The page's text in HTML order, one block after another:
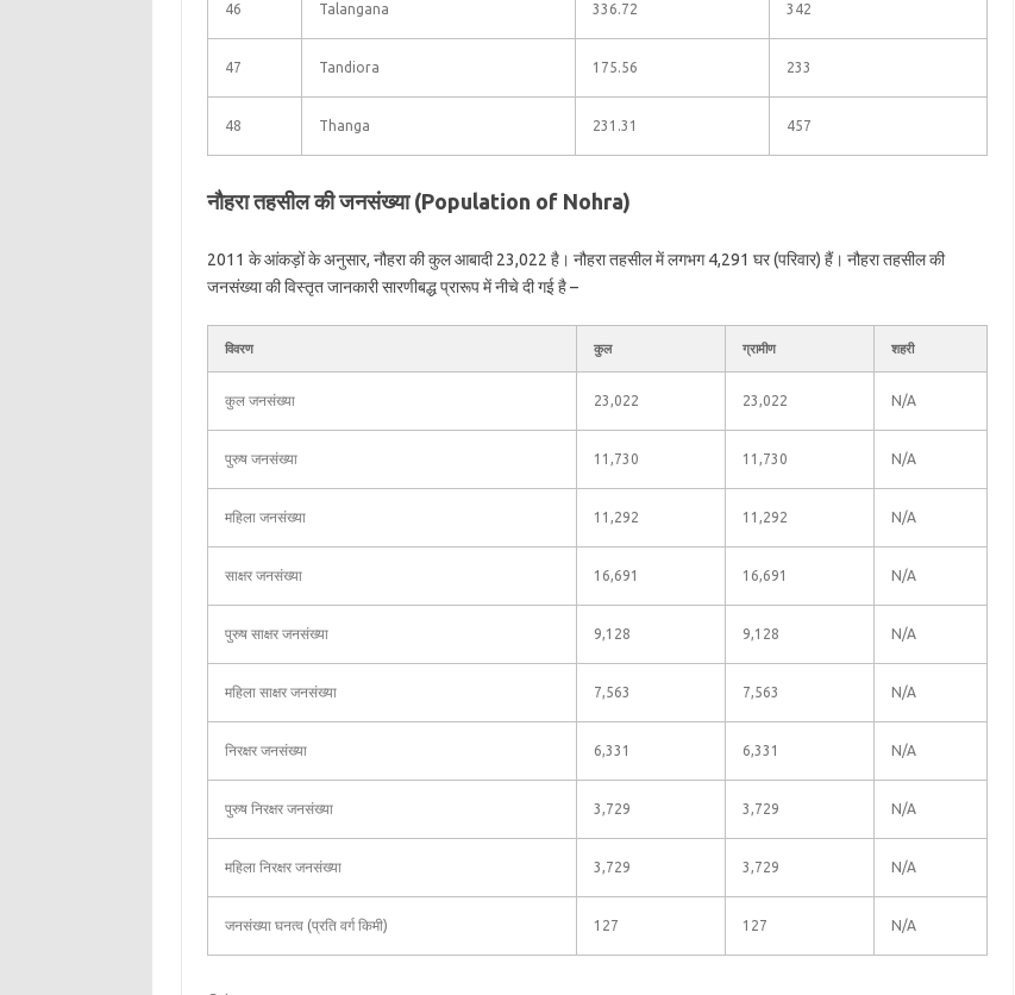
46 Talangana 336.72 342
47 Tandiora 175.56 233
48 Thanga 231.31 457
नौहरा तहसील की जनसंख्या (Population of Nohra)
2011 के आंकड़ों के अनुसार, नौहरा की कुल आबादी 23,022 है। नौहरा तहसील में लगभग 4,291 घर (परिवार) हैं। नौहरा तहसील की
जनसंख्या की विस्तृत जानकारी सारणीबद्ध प्रारूप में नीचे दी गई है –
विवरण कुल ग्रामीण शहरी
कुल जनसंख्या 23,022 23,022 N/A
पुरुष जनसंख्या 11,730 11,730 N/A
महिला जनसंख्या 11,292 11,292 N/A
साक्षर जनसंख्या 16,691 16,691 N/A
पुरुष साक्षर जनसंख्या 9,128 9,128 N/A
महिला साक्षर जनसंख्या 7,563 7,563 N/A
निरक्षर जनसंख्या 6,331 6,331 N/A
पुरुष निरक्षर जनसंख्या 3,729 3,729 N/A
महिला निरक्षर जनसंख्या 3,729 3,729 N/A
जनसंख्या घनत्व (प्रति वर्ग किमी) 127 127 N/A